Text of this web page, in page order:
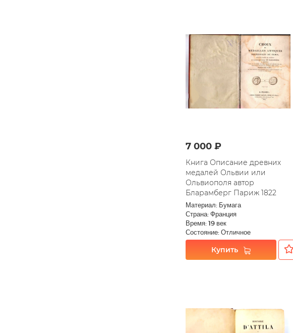
7 000 ₽
Книга Описание древних
медалей Ольвии или
Ольвиополя автор
Бларамберг Париж 1822
Материал: Бумага
Страна: Франция
Время: 19 век
Состояние: Отличное
Купить